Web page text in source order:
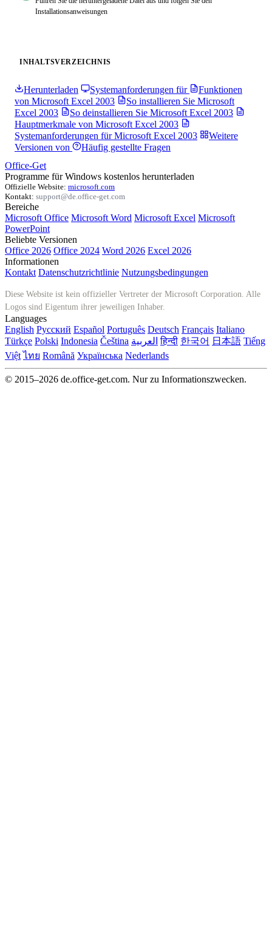
Installationsanweisungen
INHALTSVERZEICHNIS
Herunterladen Systemanforderungen für
Funktionen
von Microsoft Excel 2003
So installieren Sie Microsoft
Excel 2003
So deinstallieren Sie Microsoft Excel 2003
Hauptmerkmale von Microsoft Excel 2003
Systemanforderungen für Microsoft Excel 2003
Weitere
Versionen von
Häufig gestellte Fragen
Office-Get
Programme für Windows kostenlos herunterladen
Offizielle Website: microsoft.com
Kontakt: support@de.office-get.com
Bereiche
Microsoft Office Microsoft Word Microsoft Excel Microsoft
PowerPoint
Beliebte Versionen
Office 2026 Office 2024 Word 2026 Excel 2026
Informationen
Kontakt Datenschutzrichtlinie Nutzungsbedingungen
Diese Website ist kein offizieller Vertreter der Microsoft Corporation. Alle
Logos sind Eigentum ihrer jeweiligen Inhaber.
Languages
English Русский Español Português Deutsch Français Italiano
Türkçe Polski Indonesia Čeština العربية हिन्दी 한국어 日本語 Tiếng
Việt ไทย Română Українська Nederlands
© 2015–2026 de.office-get.com. Nur zu Informationszwecken.